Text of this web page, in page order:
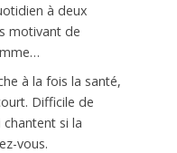
à deux
motivant de
à la fois la santé,
Difficile de
si la
vous.